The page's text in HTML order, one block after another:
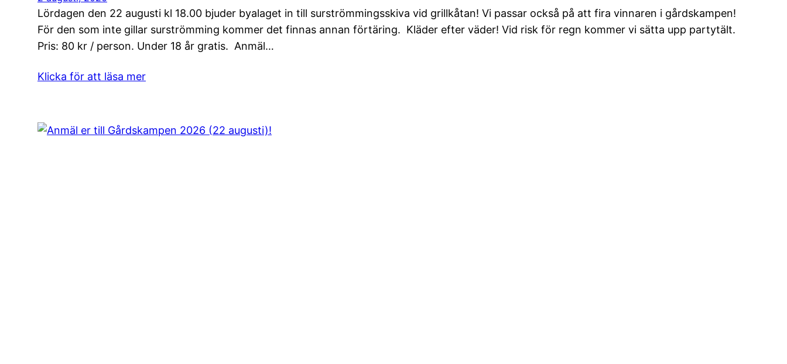
Lördagen den 22 augusti kl 18.00 bjuder byalaget in till surströmmingsskiva vid grillkåtan! Vi passar också på att fira vinnaren i gårdskampen!
För den som inte gillar surströmming kommer det finnas annan förtäring. Kläder efter väder! Vid risk för regn kommer vi sätta upp partytält.
Pris: 80 kr / person. Under 18 år gratis. Anmäl…
Klicka för att läsa mer